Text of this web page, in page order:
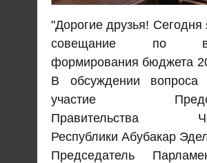
"Дорогие друзья! Сегодня
совещание по
формирования бюджета
В обсуждении вопроса
участие
Правительства
Республики Абубакар
Председатель